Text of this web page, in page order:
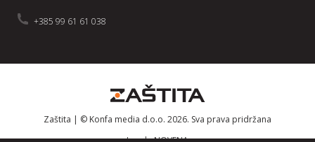
+385 99 61 61 038
Zaštita | © Konfa media d.o.o. 2026. Sva prava pridržana